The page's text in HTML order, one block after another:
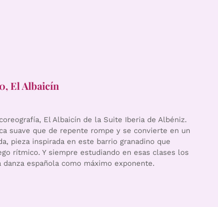
El Albaicín
El Albaicín de la Suite Iberia de Albéniz.
suave que de repente rompe y se convierte en un
pieza inspirada en este barrio granadino que
rítmico. Y siempre estudiando en esas clases los
española como máximo exponente.